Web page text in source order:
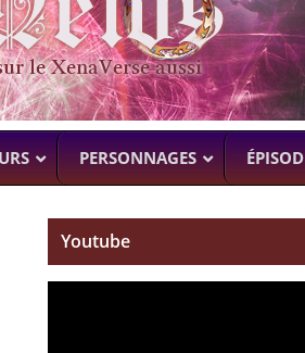
WENTWORTH–
PERSONNAGES
Youtube